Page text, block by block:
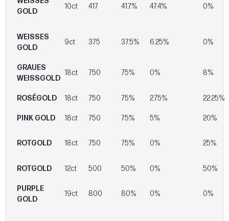
GOLD
10ct 417 41.7% 47.4% 0%
WEISSES
GOLD
9ct 375 37.5% 6.25% 0%
GRAUES
WEISSGOLD
18ct 750 75% 0% 8%
ROSÉGOLD 18ct 750 75% 2.75% 22.25%
PINK GOLD 18ct 750 75% 5% 20%
ROTGOLD 18ct 750 75% 0% 25%
ROTGOLD 12ct 500 50% 0% 50%
PURPLE
GOLD
19ct 800 80% 0% 0%